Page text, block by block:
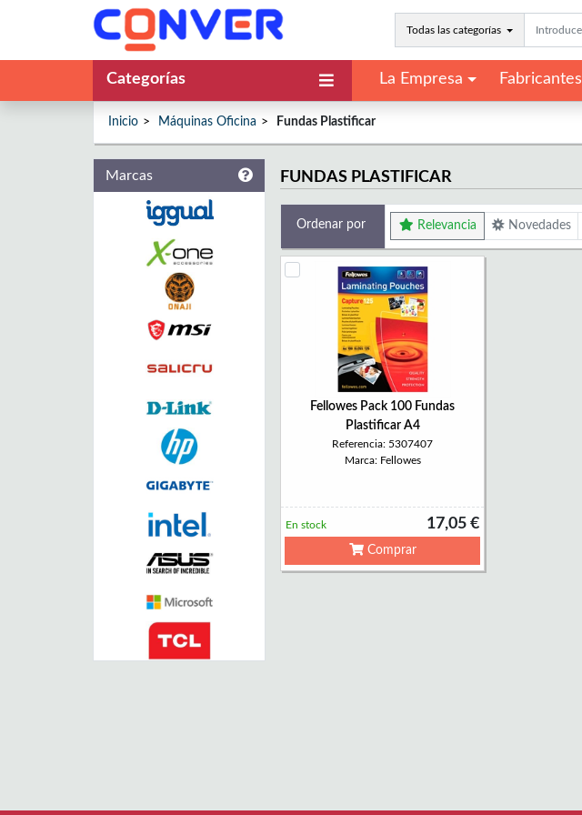
Todas las categorías
Categorías La Empresa Fabricantes
Inicio Máquinas Oficina Fundas Plastificar
Marcas FUNDAS PLASTIFICAR
Ordenar por Relevancia Novedades
Fellowes Pack 100 Fundas
Plastificar A4
Referencia: 5307407
Marca: Fellowes
17,05 €
En stock
Comprar